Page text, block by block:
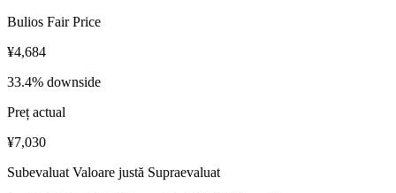
Bulios Fair Price
¥4,684
33.4% downside
Preț actual
¥7,030
Subevaluat Valoare justă Supraevaluat